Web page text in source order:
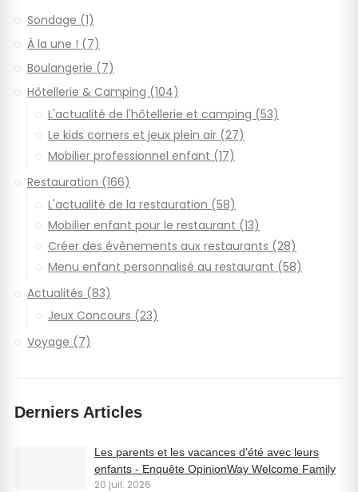
Sondage (1)
À la une ! (7)
Boulangerie (7)
Hôtellerie & Camping (104)
L'actualité de l'hôtellerie et camping (53)
Le kids corners et jeux plein air (27)
Mobilier professionnel enfant (17)
Restauration (166)
L'actualité de la restauration (58)
Mobilier enfant pour le restaurant (13)
Créer des évènements aux restaurants (28)
Menu enfant personnalisé au restaurant (58)
Actualités (83)
Jeux Concours (23)
Voyage (7)
Derniers Articles
Les parents et les vacances d'été avec leurs
enfants - Enquête OpinionWay Welcome Family
20 juil. 2026